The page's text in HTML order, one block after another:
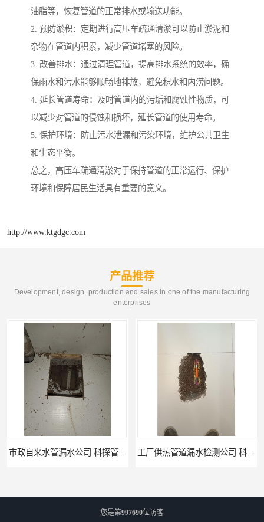
油脂等，恢复管道的正常排水或输送功能。
2. 预防淤积：定期进行高压车疏通清淤可以防止淤泥和
杂物在管道内积累，减少管道堵塞的风险。
3. 改善排水：通过清理管道，提高排水系统的效率，确
保雨水和污水能够顺畅地排放，避免积水和内涝问题。
4. 延长管道寿命：及时管道内的污垢和腐蚀性物质，可
以减少对管道的侵蚀和损坏，延长管道的使用寿命。
5. 保护环境：防止污水泄漏和污染环境，维护公共卫生
和生态平衡。
总之，高压车疏通清淤对于保持管道的正常运行、保护
环境和保障居民生活具有重要的意义。
http://www.ktgdgc.com
产品推荐
Development, design, production and sales in one of the manufacturing
enterprises
公司仪器测漏电话 科探管道工程
您是第997690位访客